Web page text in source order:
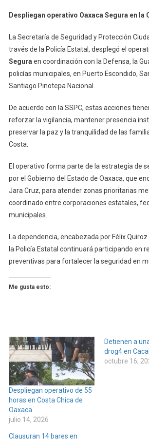
Despliegan operativo Oaxaca Segura en la
La Secretaría de Seguridad y Protección
través de la Policía Estatal, desplegó el
Segura en coordinación con la Defensa, la
policías municipales, en Puerto Escondido,
Santiago Pinotepa Nacional.
De acuerdo con la SSPC, estas acciones
reforzar la vigilancia, mantener presencia
preservar la paz y la tranquilidad de las
Costa.
El operativo forma parte de la estrategia de
por el Gobierno del Estado de Oaxaca, que
Jara Cruz, para atender zonas prioritarias
coordinado entre corporaciones estatales,
municipales.
La dependencia, encabezada por Félix
la Policía Estatal continuará participando en
preventivas para fortalecer la seguridad en
Me gusta esto:
Despliegan operativo de 55
horas en Costa Chica de
Oaxaca
julio 14, 2026
Detienen a
drog4 en
octubre 16,
Clausuran 14 bares en